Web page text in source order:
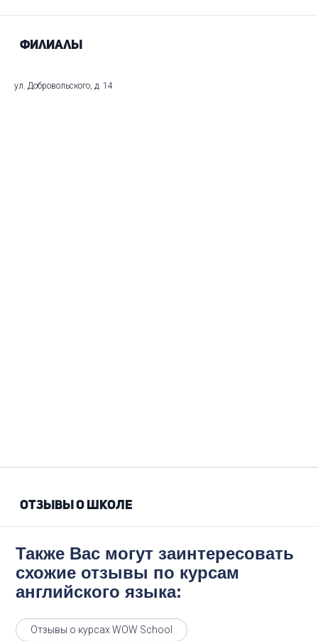
Филиалы
ул. Добровольского, д. 14
ОТЗЫВЫ О ШКОЛЕ
Также Вас могут заинтересовать
схожие отзывы по курсам
английского языка:
Отзывы о курсах WOW School